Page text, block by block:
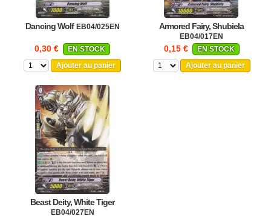
Dancing Wolf EB04/025EN
0,30 €
EN STOCK
Ajouter au panier
Armored Fairy, Shubiela
EB04/017EN
0,15 €
EN STOCK
Ajouter au panier
Beast Deity, White Tiger
EB04/027EN